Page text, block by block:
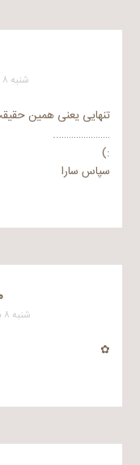
شنبه ۸ بهمن ۱۳۹۰ در ۷:۱۷ قبل از ظهر
تنهایی یعنی همین
…………………..
:)
سپاس سارا
شنبه ۸ بهمن ۱۳۹۰ در ۶:۳۳ بعد از ظهر
✿